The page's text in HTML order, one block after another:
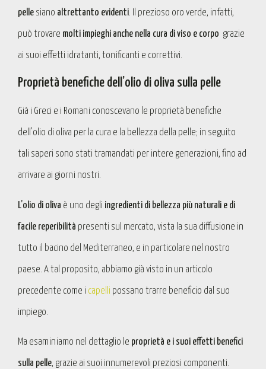
pelle siano altrettanto evidenti. Il prezioso oro verde, infatti,
può trovare molti impieghi anche nella cura di viso e corpo grazie
ai suoi effetti idratanti, tonificanti e correttivi.
Proprietà benefiche dell’olio di oliva sulla pelle
Già i Greci e i Romani conoscevano le proprietà benefiche
dell’olio di oliva per la cura e la bellezza della pelle; in seguito
tali saperi sono stati tramandati per intere generazioni, fino ad
arrivare ai giorni nostri.
L’olio di oliva è uno degli ingredienti di bellezza più naturali e di
facile reperibilità presenti sul mercato, vista la sua diffusione in
tutto il bacino del Mediterraneo, e in particolare nel nostro
paese. A tal proposito, abbiamo già visto in un articolo
precedente come i capelli possano trarre beneficio dal suo
impiego.
Ma esaminiamo nel dettaglio le proprietà e i suoi effetti benefici
sulla pelle, grazie ai suoi innumerevoli preziosi componenti.